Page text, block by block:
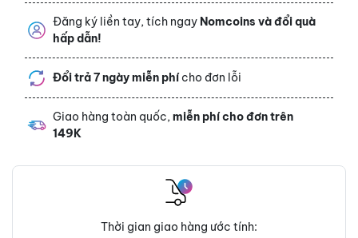
Đăng ký liền tay, tích ngay Nomcoins và đổi quà
hấp dẫn!
Đổi trả 7 ngày miễn phícho đơn lỗi
Giao hàng toàn quốc,miễn phí cho đơn trên
149K
Thời gian giao hàng ước tính: